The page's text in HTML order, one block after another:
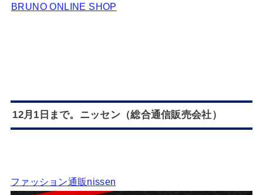
BRUNO ONLINE SHOP
12月1日まで。ニッセン（総合通信販売会社）
ファッション通販nissen